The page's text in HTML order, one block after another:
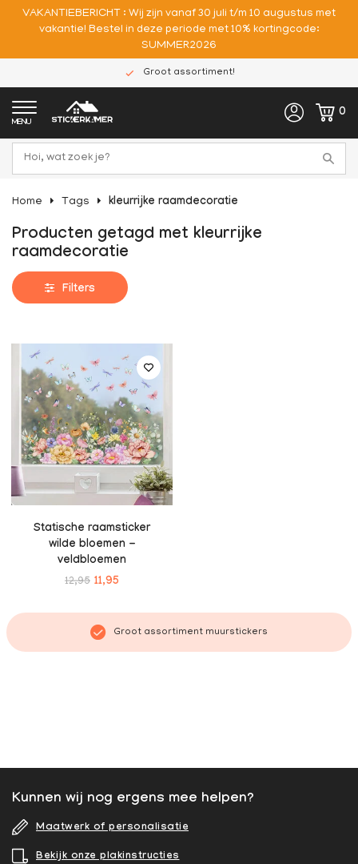
VAKANTIEBERICHT : Wij zijn vanaf 30 juli t/m 10 augustus met
vakantie! Bestel in deze periode met 10% kortingcode:
SUMMER2026
Groot assortiment!
MENU
0
Home Tags kleurrijke raamdecoratie
Producten getagd met kleurrijke
raamdecoratie
Filters
Statische raamsticker
wilde bloemen -
veldbloemen
12,95 11,95
Groot assortiment muurstickers
Kunnen wij nog ergens mee helpen?
Maatwerk of personalisatie
Bekijk onze plakinstructies